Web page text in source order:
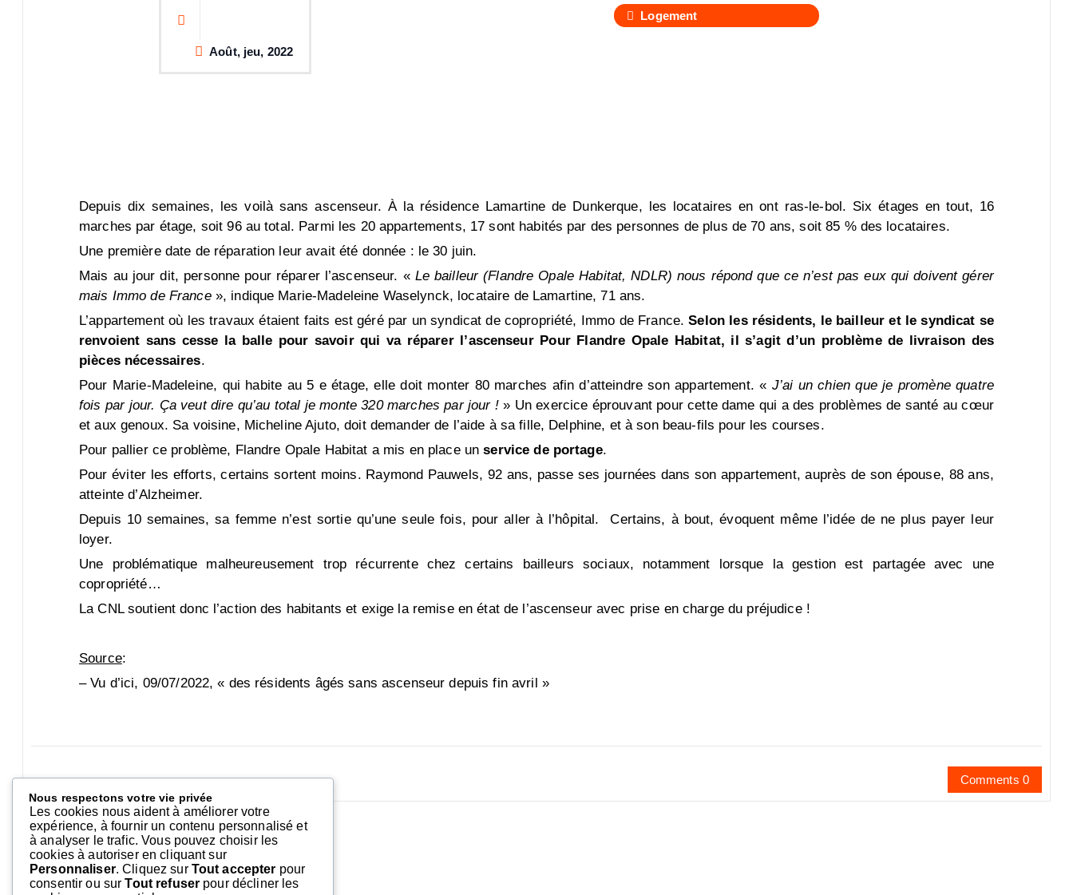
Août, jeu, 2022
Logement
Depuis dix semaines, les voilà sans ascenseur. À la résidence Lamartine de Dunkerque, les locataires en ont ras-le-bol. Six étages en tout, 16
marches par étage, soit 96 au total. Parmi les 20 appartements, 17 sont habités par des personnes de plus de 70 ans, soit 85 % des locataires.
Une première date de réparation leur avait été donnée : le 30 juin.
Mais au jour dit, personne pour réparer l’ascenseur. «Le bailleur (Flandre Opale Habitat, NDLR) nous répond que ce n’est pas eux qui doivent gérer
mais Immo de France », indique Marie-Madeleine Waselynck, locataire de Lamartine, 71 ans.
L’appartement où les travaux étaient faits est géré par un syndicat de copropriété, Immo de France.Selon les résidents, le bailleur et le syndicat se
renvoient sans cesse la balle pour savoir qui va réparer l’ascenseur Pour Flandre Opale Habitat, il s’agit d’un problème de livraison des
pièces nécessaires.
Pour Marie-Madeleine, qui habite au 5 e étage, elle doit monter 80 marches afin d’atteindre son appartement. « J’ai un chien que je promène quatre
fois par jour. Ça veut dire qu’au total je monte 320 marches par jour ! » Un exercice éprouvant pour cette dame qui a des problèmes de santé au cœur
et aux genoux. Sa voisine, Micheline Ajuto, doit demander de l’aide à sa fille, Delphine, et à son beau-fils pour les courses.
Pour pallier ce problème, Flandre Opale Habitat a mis en place unservice de portage.
Pour éviter les efforts, certains sortent moins. Raymond Pauwels, 92 ans, passe ses journées dans son appartement, auprès de son épouse, 88 ans,
atteinte d’Alzheimer.
Depuis 10 semaines, sa femme n’est sortie qu’une seule fois, pour aller à l’hôpital. Certains, à bout, évoquent même l’idée de ne plus payer leur
loyer.
Une problématique malheureusement trop récurrente chez certains bailleurs sociaux, notamment lorsque la gestion est partagée avec une
copropriété…
La CNL soutient donc l’action des habitants et exige la remise en état de l’ascenseur avec prise en charge du préjudice !
Source:
– Vu d’ici, 09/07/2022, « des résidents âgés sans ascenseur depuis fin avril »
Comments 0
Laisser un commentaire
Vous devez vous connecterpour publier un commentaire.
Nous respectons votre vie privée
Les cookies nous aident à améliorer votre
expérience, à fournir un contenu personnalisé et
à analyser le trafic. Vous pouvez choisir les
cookies à autoriser en cliquant sur
Personnaliser. Cliquez sur Tout accepter pour
consentir ou surTout refuser pour décliner les